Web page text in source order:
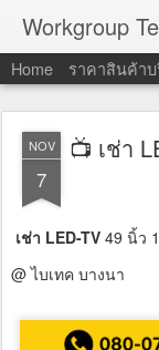
Workgroup
Home ราคาสินค้าบ
NOV
7
📺 เช่า
เช่า LED-TV 49 นิ้ว
@ ไบเทค บางนา